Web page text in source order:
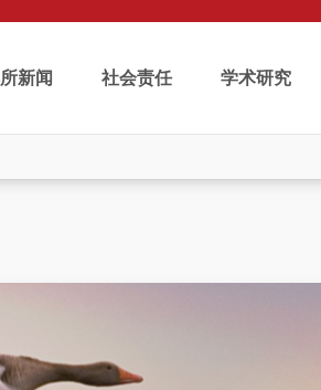
新闻 社会责任 学术研究